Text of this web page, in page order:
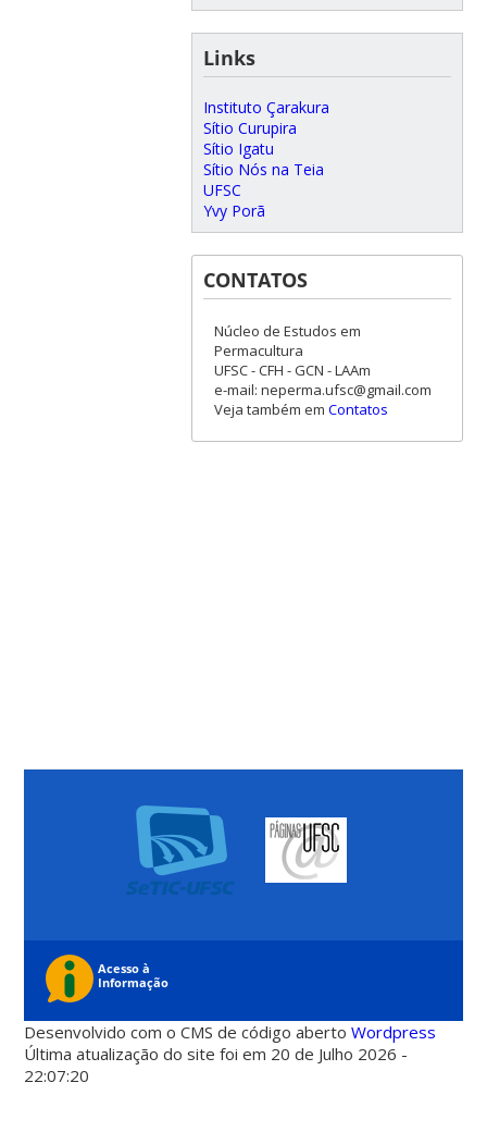
Links
Instituto Çarakura
Sítio Curupira
Sítio Igatu
Sítio Nós na Teia
UFSC
Yvy Porã
CONTATOS
Núcleo de Estudos em
Permacultura
UFSC - CFH - GCN - LAAm
e-mail: neperma.ufsc@gmail.com
Veja também em Contatos
Desenvolvido com o CMS de código abertoWordpress
Última atualização do site foi em 20 de Julho 2026 -
22:07:20